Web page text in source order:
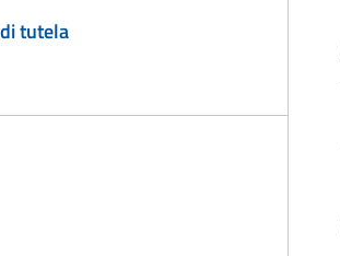
tutela